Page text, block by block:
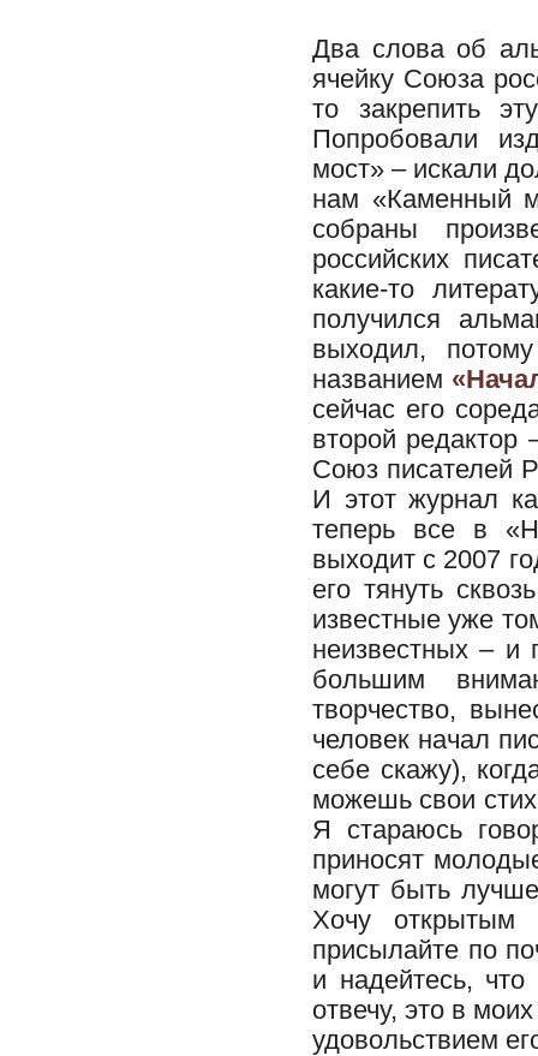
Два слова об
ячейку Союза
то закрепить
Попробовали
мост» – искали
нам «Каменный
собраны
российских
какие-то
получился
выходил,
названием
сейчас его
второй редактор
Союз писателей
И этот журнал
теперь все в
выходит с 2007
его тянуть
известные уже
неизвестных – и
большим
творчество,
человек начал
себе скажу),
можешь свои
Я стараюсь
приносят
могут быть
Хочу открытым
присылайте по
и надейтесь,
отвечу, это в
удовольствием